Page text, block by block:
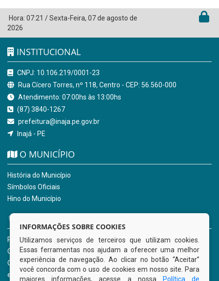
Hora: 07:21 /Sexta-Feira, 07 de agosto de
2026
INSTITUCIONAL
CNPJ: 10.106.219/0001-23
Rua Cícero Torres, nº 118, Centro - CEP: 56.560-000
Atendimento: 07:00hs às 13:00hs
(87) 3840-1267
prefeitura@inaja.pe.gov.br
Inajá - PE
O MUNICÍPIO
História do Município
Símbolos Oficiais
Hino do Município
Portal da Transparência
Carta de Serviços ao Usuário
Ouvidoria Municipal
e-SIC
INFORMAÇÕES SOBRE COOKIES
Utilizamos serviços de terceiros que utilizam cookies.
Essas ferramentas nos ajudam a oferecer uma melhor
experiência de navegação. Ao clicar no botão “Aceitar”
você concorda com o uso de cookies em nosso site. Para
maiores informações, acesse a nossa
Política de